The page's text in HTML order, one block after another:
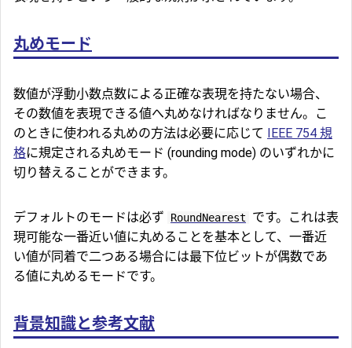
丸めモード
数値が浮動小数点数による正確な表現を持たない場合、
その数値を表現できる値へ丸めなければなりません。こ
のときに使われる丸めの方法は必要に応じて IEEE 754 規
格に規定される丸めモード (rounding mode) のいずれかに
切り替えることができます。
デフォルトのモードは必ず RoundNearest
です。これは表
現可能な一番近い値に丸めることを基本として、一番近
い値が同着で二つある場合には最下位ビットが偶数であ
る値に丸めるモードです。
背景知識と参考文献